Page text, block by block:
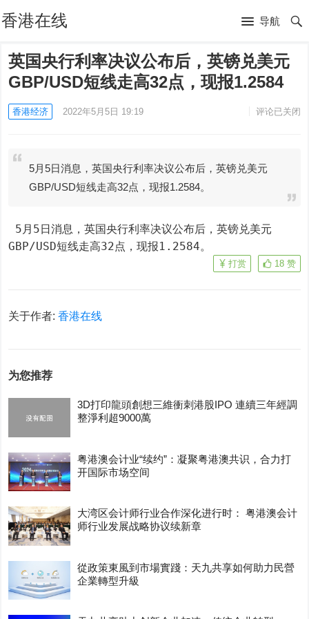
香港在线 导航
英国央行利率决议公布后，英镑兑美元
GBP/USD短线走高32点，现报1.2584
香港经济 2022年5月5日 19:19 评论已关闭
5月5日消息，英国央行利率决议公布后，英镑兑美元
GBP/USD短线走高32点，现报1.2584。
GBP/USD短线走高32点，现报1.2584。
18 赞
打赏
关于作者:香港在线
为您推荐
3D打印龍頭創想三維衝刺港股IPO 連續三年經調
整淨利超9000萬
粤港澳会计业“续约”：凝聚粤港澳共识，合力打
开国际市场空间
大湾区会计师行业合作深化进行时： 粤港澳会计
师行业发展战略协议续新章
從政策東風到市場實踐：天九共享如何助力民營
企業轉型升級